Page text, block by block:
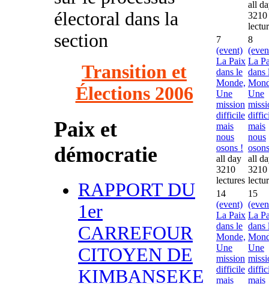
électoral dans la
section
Transition et
Élections 2006
Paix et
démocratie
RAPPORT DU
1er
CARREFOUR
CITOYEN DE
KIMBANSEKE
all
3210
7
(event)
La Paix
dans le
Monde,
Une
mission
difficile
mais
nous
osons !
all day
3210
lectures
8
La
dans
Une
mais
nous
all
3210
14
(event)
La Paix
dans le
Monde,
Une
mission
difficile
mais
15
La
dans
Une
mais